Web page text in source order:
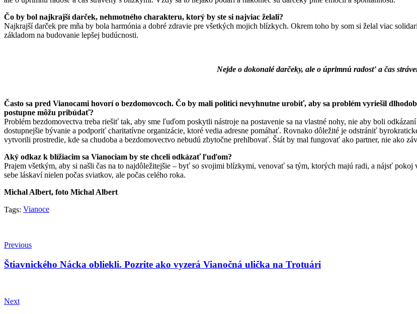
⁠Čo by bol najkrajší darček, nehmotného charakteru, ktorý by ste si najviac želali?
Najkrajší darček pre mňa by bola harmónia a dobré zdravie pre všetkých mojich blízkych. Okrem toho by som si želal viac
základom na budovanie lepšej budúcnosti.
Nejde o dokonalé darčeky, ale o úprimnú radosť a čas
⁠Často sa pred Vianocami hovorí o bezdomovcoch. Čo by mali politici nevyhnutne urobiť, aby sa problém vyriešil
postupne môžu pribúdať?
Problém bezdomovectva treba riešiť tak, aby sme ľuďom poskytli nástroje na postavenie sa na vlastné nohy, nie aby boli
dostupnejšie bývanie a podporiť charitatívne organizácie, ktoré vedia adresne pomáhať. Rovnako dôležité je odstrániť
vytvorili prostredie, kde sa chudoba a bezdomovectvo nebudú zbytočne prehlbovať. Štát by mal fungovať ako partner, nie ako
⁠Aký odkaz k blížiacim sa Vianociam by ste chceli odkázať ľuďom?
Prajem všetkým, aby si našli čas na to najdôležitejšie – byť so svojimi blízkymi, venovať sa tým, ktorých majú radi, a nájsť
sebe láskaví nielen počas sviatkov, ale počas celého roka.
Michal Albert, foto Michal Albert
Tags: Vianoce
Previous
Štiavnického Nácka obliekli. Pozrite ako vyzerá Vianočná ulička na Trotuári
Next